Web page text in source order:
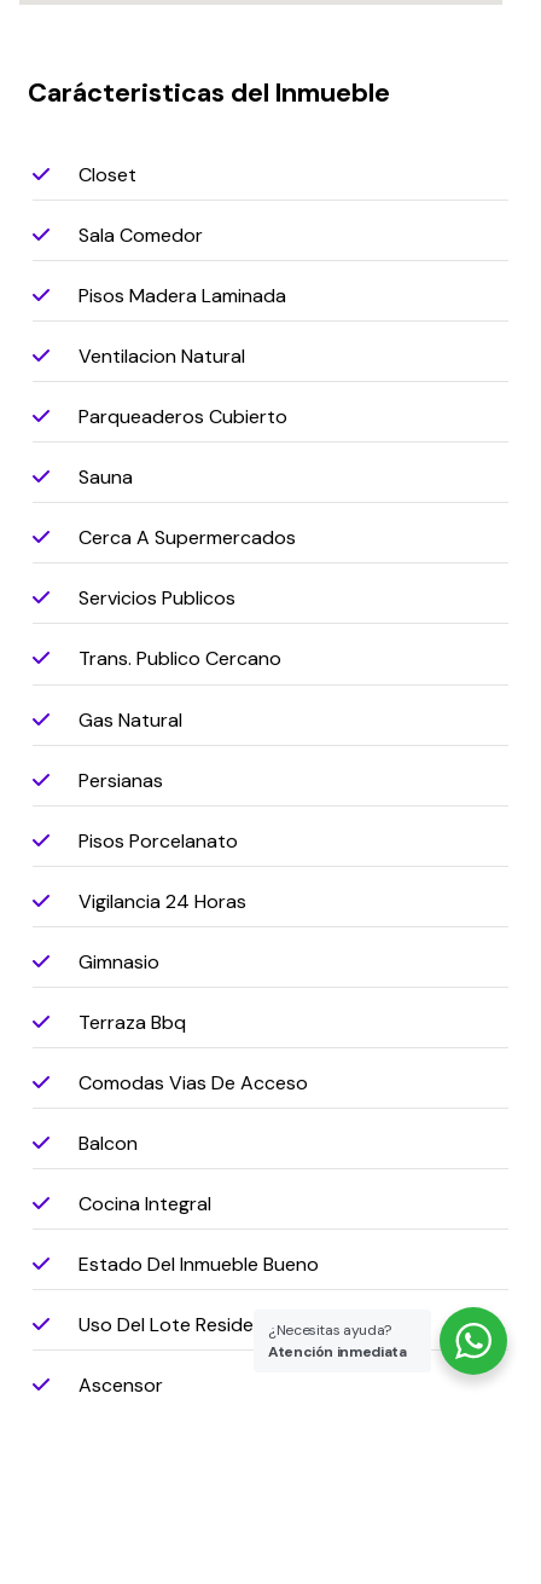
Carácteristicas del Inmueble
Closet
Sala Comedor
Pisos Madera Laminada
Ventilacion Natural
Parqueaderos Cubierto
Sauna
Cerca A Supermercados
Servicios Publicos
Trans. Publico Cercano
Gas Natural
Persianas
Pisos Porcelanato
Vigilancia 24 Horas
Gimnasio
Terraza Bbq
Comodas Vias De Acceso
Balcon
Cocina Integral
Estado Del Inmueble Bueno
Uso Del Lote Residencial
Ascensor
¿Necesitas ayuda?
Atención inmediata